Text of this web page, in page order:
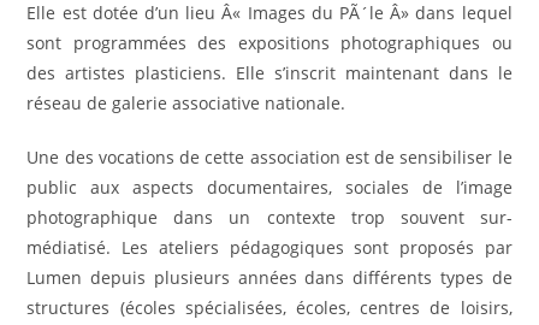
Elle est dotée d’un lieu Â« Images du PÃ´le Â» dans lequel
sont programmées des expositions photographiques ou
des artistes plasticiens. Elle s’inscrit maintenant dans le
réseau de galerie associative nationale.
Une des vocations de cette association est de sensibiliser le
public aux aspects documentaires, sociales de l’image
photographique dans un contexte trop souvent sur-
médiatisé. Les ateliers pédagogiques sont proposés par
Lumen depuis plusieurs années dans différents types de
structures (écoles spécialisées, écoles, centres de loisirs,